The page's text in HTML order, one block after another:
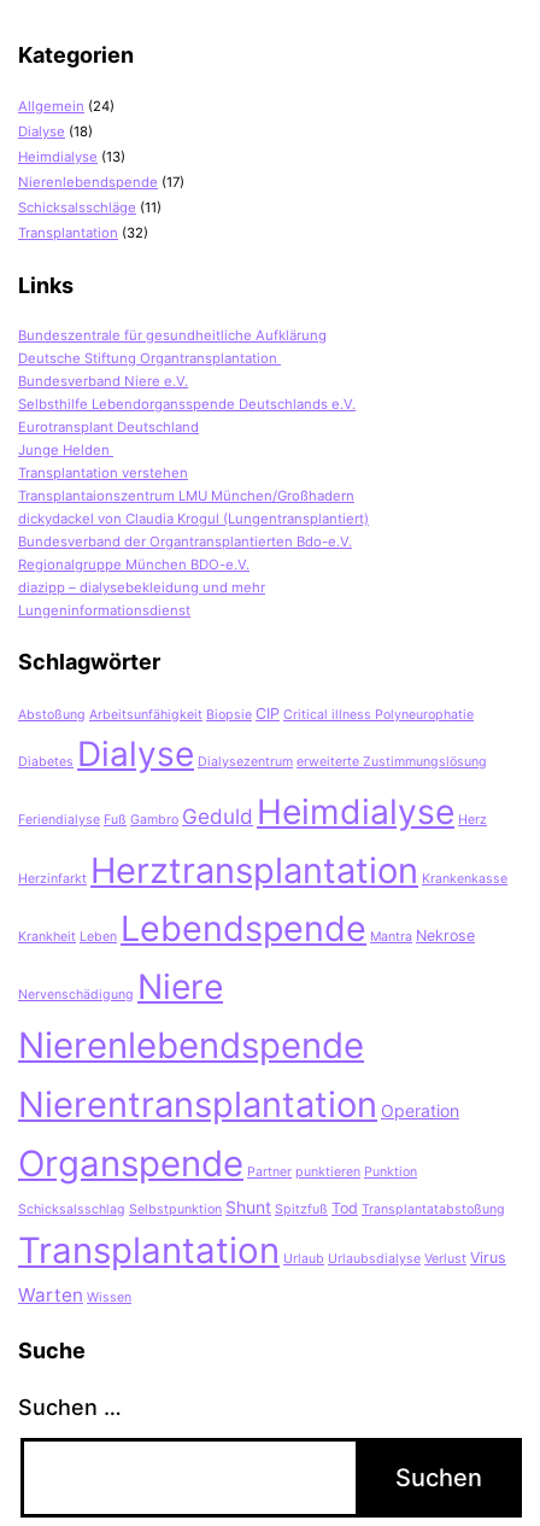
Kategorien
Allgemein (24)
Dialyse (18)
Heimdialyse (13)
Nierenlebendspende (17)
Schicksalsschläge (11)
Transplantation (32)
Links
Bundeszentrale für gesundheitliche Aufklärung
Deutsche Stiftung Organtransplantation
Bundesverband Niere e.V.
Selbsthilfe Lebendorgansspende Deutschlands e.V.
Eurotransplant Deutschland
Junge Helden
Transplantation verstehen
Transplantaionszentrum LMU München/Großhadern
dickydackel von Claudia Krogul (Lungentransplantiert)
Bundesverband der Organtransplantierten Bdo-e.V.
Regionalgruppe München BDO-e.V.
diazipp – dialysebekleidung und mehr
Lungeninformationsdienst
Schlagwörter
Abstoßung Arbeitsunfähigkeit Biopsie CIP Critical illness Polyneurophatie
Diabetes Dialyse Dialysezentrum erweiterte Zustimmungslösung
Feriendialyse Fuß Gambro Geduld Heimdialyse Herz
Herzinfarkt Herztransplantation Krankenkasse
Krankheit Leben Lebendspende Mantra Nekrose
Nervenschädigung Niere
Nierenlebendspende
Nierentransplantation Operation
Organspende Partner punktieren Punktion
Schicksalsschlag Selbstpunktion Shunt Spitzfuß Tod Transplantatabstoßung
Transplantation Urlaub Urlaubsdialyse Verlust Virus
Warten Wissen
Suche
Suchen …